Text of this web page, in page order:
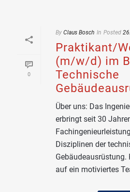
0
By Claus Bosch In Posted
Praktikant/
(m/w/d) im
Technische
Über uns: Das
erbringt seit 30
Disziplinen der
Gebäudeausrüstung.
auf ein motiviertes